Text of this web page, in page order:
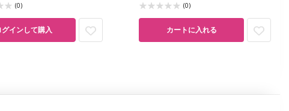
(0)
グインして購入
(0)
カートに入れる